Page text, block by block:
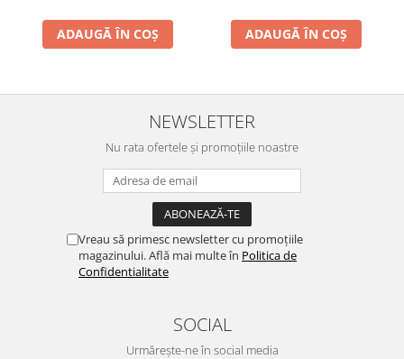
ADAUGĂ ÎN COȘ ADAUGĂ ÎN COȘ
NEWSLETTER
Nu rata ofertele și promoțiile noastre
Vreau să primesc newsletter cu promoțiile
magazinului. Află mai multe în Politica de
Confidentialitate
SOCIAL
Urmărește-ne în social media